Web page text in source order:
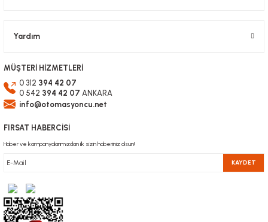
Yardım
MÜŞTERİ HİZMETLERİ
0 312 394 42 07
0 542 394 42 07 ANKARA
info@otomasyoncu.net
FIRSAT HABERCİSİ
Haber ve kampanyalarımızdan ilk sizin haberiniz olsun!
KAYDET